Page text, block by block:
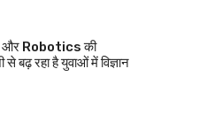
Robotics की
से बढ़ रहा है युवाओं में विज्ञान